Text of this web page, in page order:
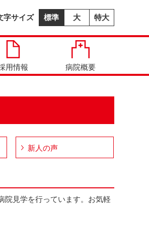
字サイズ 標準 大 特大
用情報 病院概要
新人の声
院見学を行っています。お気軽